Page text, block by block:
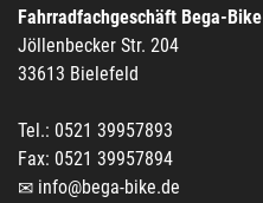
Fahrradfachgeschäft Bega-Bike
Jöllenbecker Str. 204
33613 Bielefeld
Tel.: 0521 39957893
Fax: 0521 39957894
info@bega-bike.de